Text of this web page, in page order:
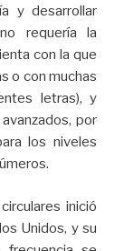
y desarrollar
requería la
con la que
o con muchas
letras), y
por
los niveles
inició
Unidos, y su